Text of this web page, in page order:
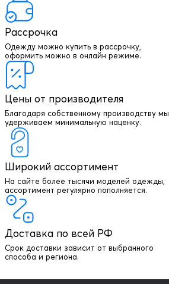
Рассрочка
Одежду можно купить в рассрочку,
оформить можно в онлайн режиме.
Цены от производителя
Благодаря собственному производству мы
удерживаем минимальную наценку.
Широкий ассортимент
На сайте более тысячи моделей одежды,
ассортимент регулярно пополняется.
Доставка по всей РФ
Срок доставки зависит от выбранного
способа и региона.
+7 903 003 03 79
Написать директору